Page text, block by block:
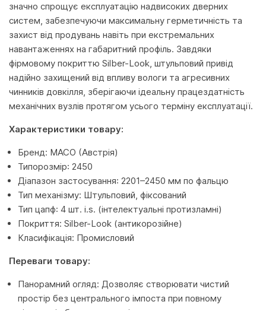
значно спрощує експлуатацію надвисоких дверних
систем, забезпечуючи максимальну герметичність та
захист від продувань навіть при екстремальних
навантаженнях на габаритний профіль. Завдяки
фірмовому покриттю Silber-Look, штульповий привід
надійно захищений від впливу вологи та агресивних
чинників довкілля, зберігаючи ідеальну працездатність
механічних вузлів протягом усього терміну експлуатації.
Характеристики товару:
Бренд: MACO (Австрія)
Типорозмір: 2450
Діапазон застосування: 2201–2450 мм по фальцю
Тип механізму: Штульповий, фіксований
Тип цапф: 4 шт. i.s. (інтелектуальні протизламні)
Покриття: Silber-Look (антикорозійне)
Класифікація: Промисловий
Переваги товару:
Панорамний огляд: Дозволяє створювати чистий
простір без центрального імпоста при повному